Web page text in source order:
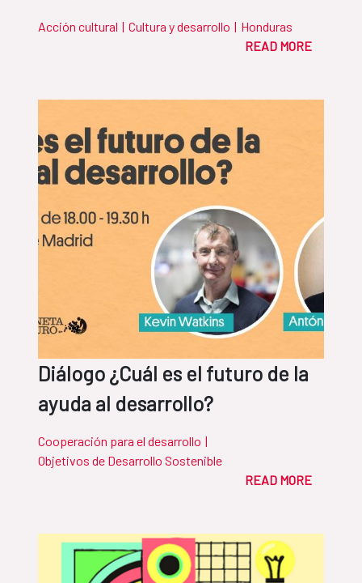
Acción cultural | Cultura y desarrollo | Honduras
READ MORE
Diálogo ¿Cuál es el futuro de la
ayuda al desarrollo?
Cooperación para el desarrollo |
Objetivos de Desarrollo Sostenible
READ MORE